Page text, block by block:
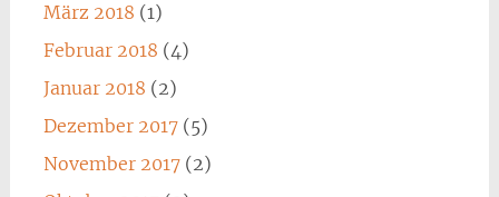
März 2018 (1)
Februar 2018 (4)
Januar 2018 (2)
Dezember 2017(5)
November 2017(2)